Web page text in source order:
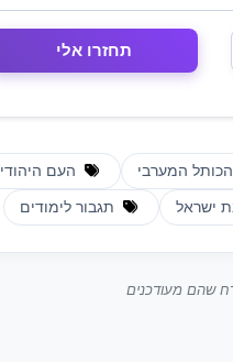
הכותל המערבי העם היהודי
ישראל תגבור לימודים
שהם מעודכנים